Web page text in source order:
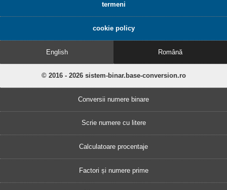
termeni
cookie policy
English Română
© 2016 - 2026 sistem-binar.base-conversion.ro
Conversii numere binare
Scrie numere cu litere
Calculatoare procentaje
Factori și numere prime